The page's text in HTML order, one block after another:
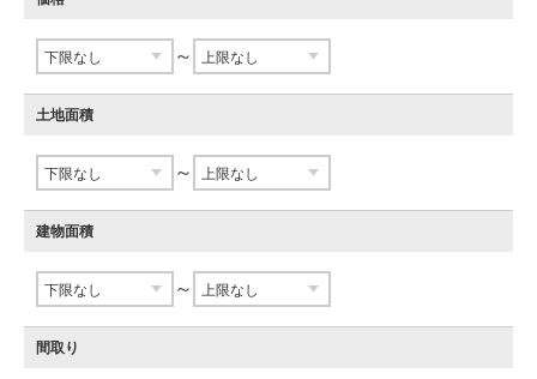
～
土地面積
～
建物面積
～
間取り